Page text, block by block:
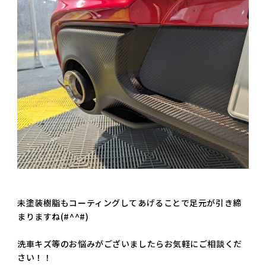
未塗装樹脂もコーティングしてあげることで足元が引き締
まりますね(#^^#)
洗車キズ等のお悩みがございましたらお気軽にご相談くだ
さい！！